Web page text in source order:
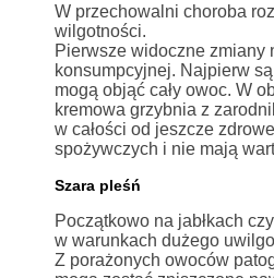
W przechowalni choroba
wilgotności.
Pierwsze widoczne zmiany
konsumpcyjnej. Najpierw
mogą objąć cały owoc. W
kremowa grzybnia z
w całości od jeszcze
spożywczych i nie mają
Szara pleśń
Początkowo na jabłkach
w warunkach dużego
Z porażonych owoców